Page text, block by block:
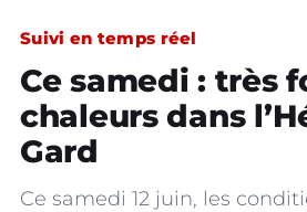
Suivi en temps réel
Ce samedi : très
chaleurs dans
Gard
Ce samedi 12 juin, les